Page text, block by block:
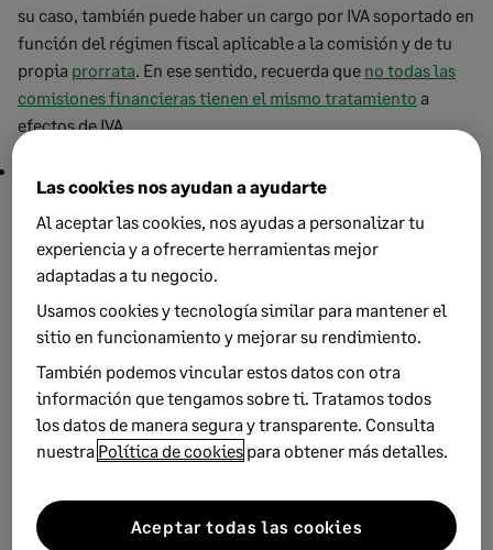
su caso, también puede haber un cargo por IVA soportado en
función del régimen fiscal aplicable a la comisión y de tu
propia prorrata. En ese sentido, recuerda que no todas las
comisiones financieras tienen el mismo tratamiento a
efectos de IVA.
operaciones cobradas por Stripe.
Finalmente, recuerda que todo elflujo de trabajo
implican los pagosonline
ejemplo, con Sage Active
, agilizas tanto tu flujo de ventas
como las operaciones de facturación, contabilidad y
seguimiento de la tesorería.
Sage Advice
Las cookies nos ayudan a ayudarte
Al aceptar las cookies, nos ayudas a personalizar tu
experiencia y a ofrecerte herramientas mejor
adaptadas a tu negocio.
Usamos cookies y tecnología similar para mantener el
sitio en funcionamiento y mejorar su rendimiento.
También podemos vincular estos datos con otra
información que tengamos sobre ti. Tratamos todos
los datos de manera segura y transparente. Consulta
nuestra Política de cookies para obtener más detalles.
Aceptar todas las cookies